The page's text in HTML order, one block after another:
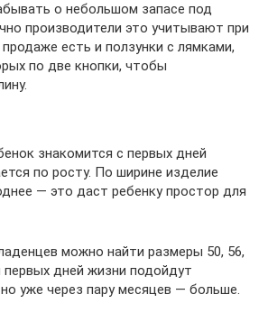
о небольшом запасе под
производители это учитывают при
есть и ползунки с лямками,
по две кнопки, чтобы
знакомится с первых дней
по росту. По ширине изделие
— это даст ребенку простор для
можно найти размеры 50, 56,
дней жизни подойдут
уже через пару месяцев — больше.